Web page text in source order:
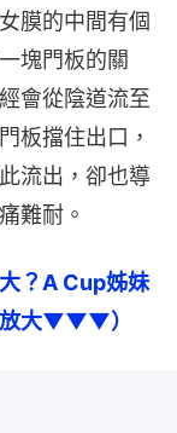
膜的中間有個
塊門板的關
會從陰道流至
板擋住出口，
流出，卻也導
難耐。
？A Cup姊妹
放大▼▼▼）